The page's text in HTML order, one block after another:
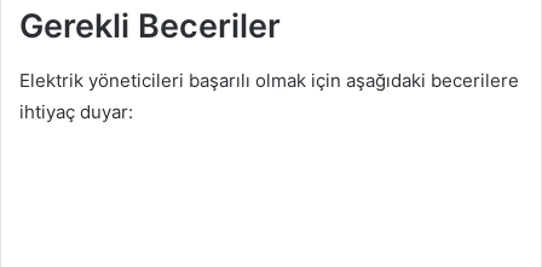
Gerekli Beceriler
Elektrik yöneticileri başarılı olmak için aşağıdaki becerilere
ihtiyaç duyar: